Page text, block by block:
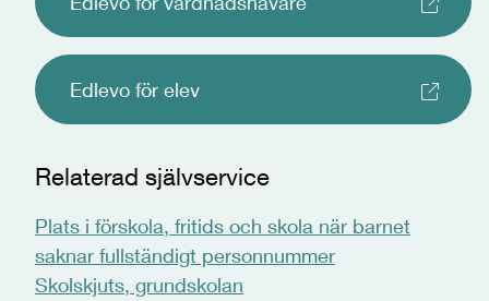
Edlevo för elev
Relaterad självservice
Plats i förskola, fritids och skola när barnet
saknar fullständigt personnummer
Skolskjuts, grundskolan